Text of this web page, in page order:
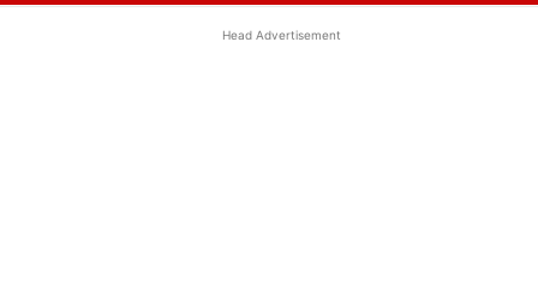
Head Advertisement